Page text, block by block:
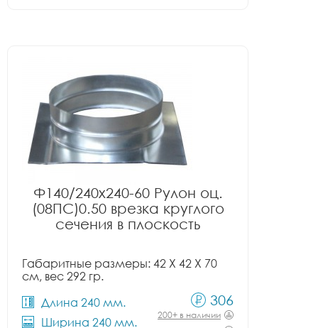
Ф140/240x240-60 Рулон оц.
(08ПС)0.50 врезка круглого
сечения в плоскость
Габаритные размеры: 42 X 42 X 70
см, вес 292 гр.
Длина 240 мм.
Ширина 240 мм.
306
200+ в наличии